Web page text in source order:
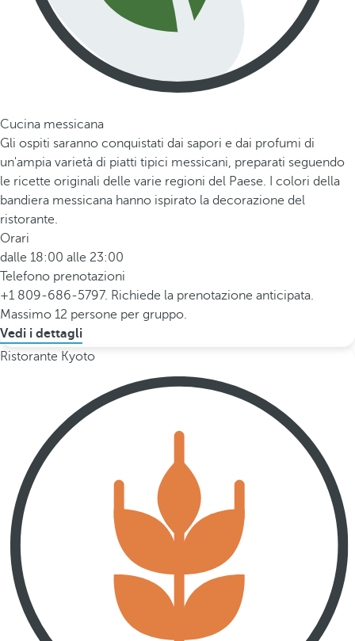
Cucina messicana
Gli ospiti saranno conquistati dai sapori e dai profumi di
un'ampia varietà di piatti tipici messicani, preparati seguendo
le ricette originali delle varie regioni del Paese. I colori della
bandiera messicana hanno ispirato la decorazione del
ristorante.
Orari
dalle 18:00 alle 23:00
Telefono prenotazioni
+1 809-686-5797. Richiede la prenotazione anticipata.
Massimo 12 persone per gruppo.
Vedi i dettagli
Ristorante Kyoto